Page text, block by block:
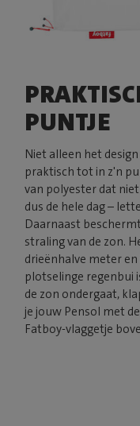
PUNTJE
Niet alleen het
praktisch tot in z'n
van polyester dat
dus de hele dag –
Daarnaast
straling van de zon.
drieënhalve meter
plotselinge regenbui
de zon ondergaat,
je jouw Pensol met
Fatboy-vlaggetje